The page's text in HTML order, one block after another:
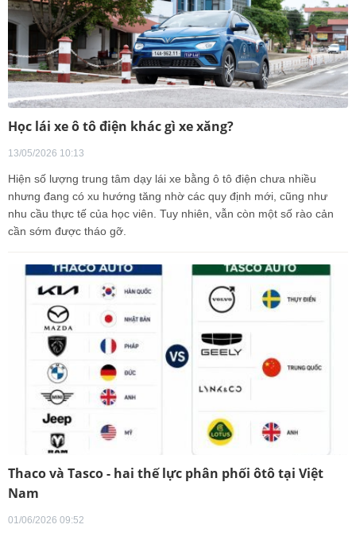
Học lái xe ô tô điện khác gì xe xăng?
13/05/2026 10:13
Hiện số lượng trung tâm dạy lái xe bằng ô tô điện chưa nhiều
nhưng đang có xu hướng tăng nhờ các quy định mới, cũng như
nhu cầu thực tế của học viên. Tuy nhiên, vẫn còn một số rào cản
cần sớm được tháo gỡ.
Thaco và Tasco - hai thế lực phân phối ôtô tại Việt
Nam
01/06/2026 09:52